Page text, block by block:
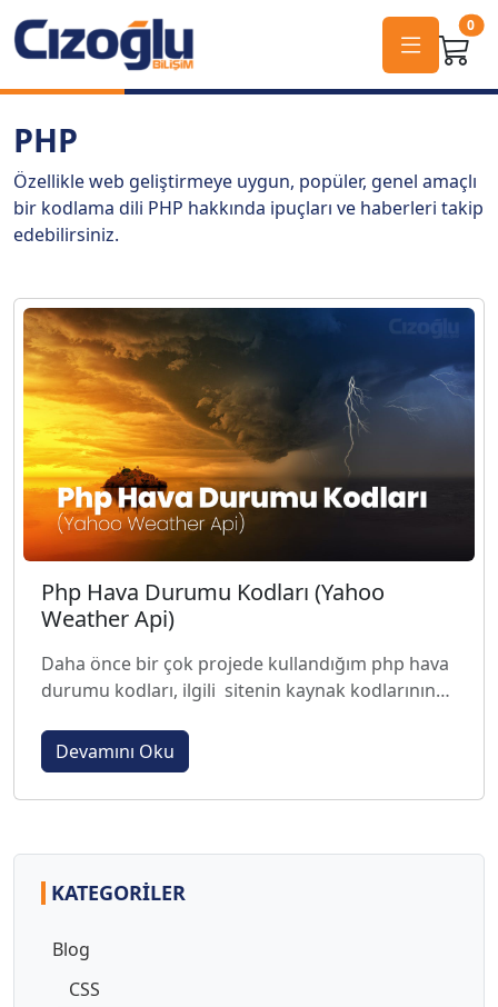
0
PHP
Özellikle web geliştirmeye uygun, popüler, genel amaçlı
bir kodlama dili PHP hakkında ipuçları ve haberleri takip
edebilirsiniz.
Php Hava Durumu Kodları (Yahoo
Weather Api)
Daha önce bir çok projede kullandığım php hava
durumu kodları, ilgili sitenin kaynak kodlarının
Devamını Oku
KATEGORILER
Blog
CSS